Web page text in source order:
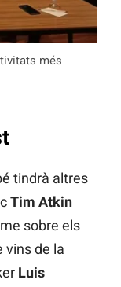
més
tindrà altres
Tim Atkin
sobre els
vins de la
Luis